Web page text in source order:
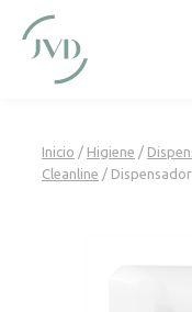
Inicio / Higiene /
Cleanline /
Panel de gestión de